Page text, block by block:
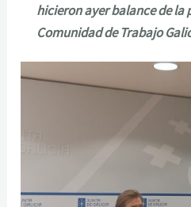
hicieron ayer balance de la
Comunidad de Trabajo